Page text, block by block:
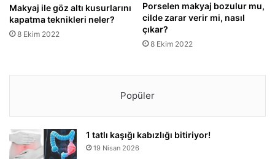
Makyaj ile göz altı kusurlarını
kapatma teknikleri neler?
8 Ekim 2022
Porselen makyaj bozulur mu,
cilde zarar verir mi, nasıl
çıkar?
8 Ekim 2022
Popüler
1 tatlı kaşığı kabızlığı bitiriyor!
19 Nisan 2026